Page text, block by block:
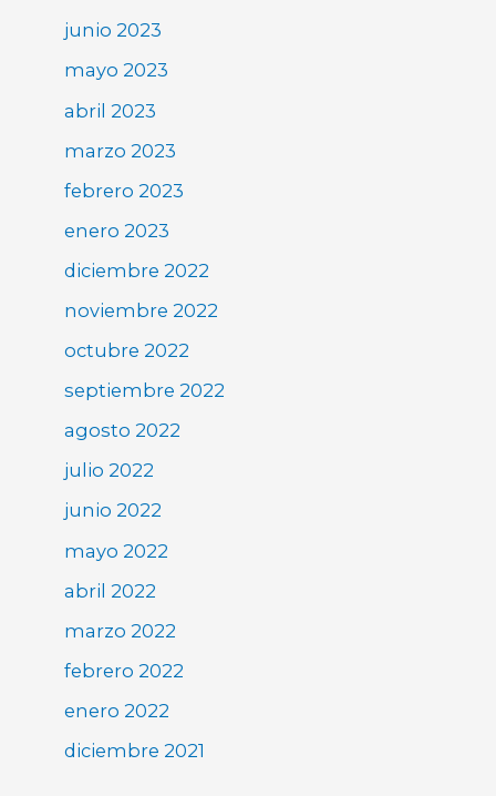
junio 2023
mayo 2023
abril 2023
marzo 2023
febrero 2023
enero 2023
diciembre 2022
noviembre 2022
octubre 2022
septiembre 2022
agosto 2022
julio 2022
junio 2022
mayo 2022
abril 2022
marzo 2022
febrero 2022
enero 2022
diciembre 2021